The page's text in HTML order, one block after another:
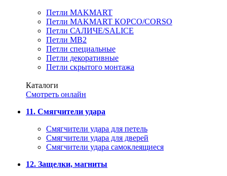
Петли MAKMART
Петли MAKMART КОРСО/CORSO
Петли САЛИЧЕ/SALICE
Петли MB2
Петли специальные
Петли декоративные
Петли скрытого монтажа
Каталоги
Смотреть онлайн
11. Смягчители удара
Смягчители удара для петель
Смягчители удара для дверей
Cмягчители удара самоклеящиеся
12. Защелки, магниты